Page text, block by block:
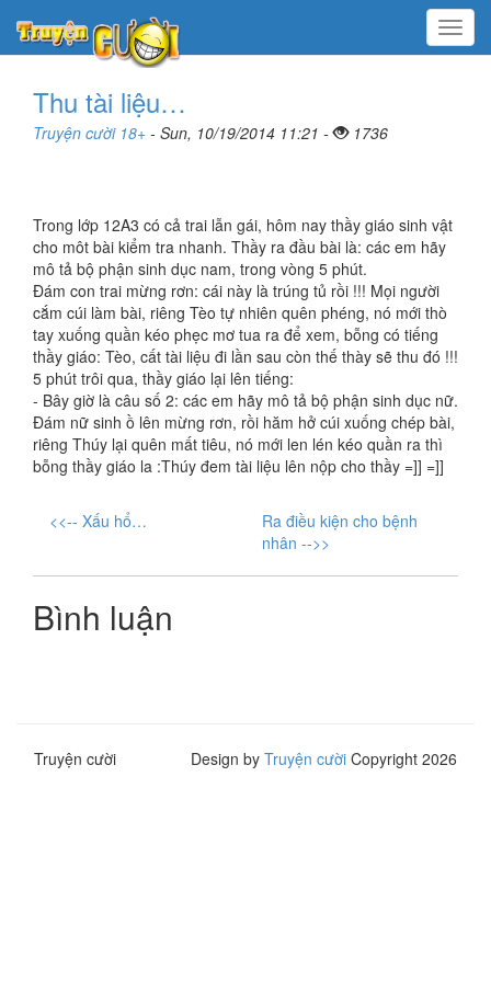
Menu
Thu tài liệu…
Truyện cười 18+ - Sun, 10/19/2014 11:21 - 1736
Trong lớp 12A3 có cả trai lẫn gái, hôm nay thầy giáo sinh vật
cho môt bài kiểm tra nhanh. Thầy ra đầu bài là: các em hãy
mô tả bộ phận sinh dục nam, trong vòng 5 phút.
Đám con trai mừng rơn: cái này là trúng tủ rồi !!! Mọi người
cắm cúi làm bài, riêng Tèo tự nhiên quên phéng, nó mới thò
tay xuống quần kéo phẹc mơ tua ra để xem, bỗng có tiếng
thầy giáo: Tèo, cất tài liệu đi lần sau còn thế thày sẽ thu đó !!!
5 phút trôi qua, thầy giáo lại lên tiếng:
- Bây giờ là câu số 2: các em hãy mô tả bộ phận sinh dục nữ.
Đám nữ sinh ồ lên mừng rơn, rồi hăm hở cúi xuống chép bài,
riêng Thúy lại quên mất tiêu, nó mới len lén kéo quần ra thì
bỗng thầy giáo la :Thúy đem tài liệu lên nộp cho thầy =]] =]]
<<-- Xấu hổ…
Ra điều kiện cho bệnh
nhân -->>
Bình luận
Truyện cười Design by Truyện cười Copyright 2026